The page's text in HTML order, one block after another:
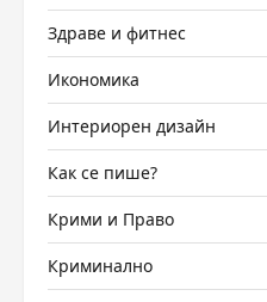
Здраве и фитнес
Икономика
Интериорен дизайн
Как се пише?
Крими и Право
Криминално